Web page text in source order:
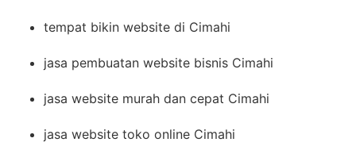
tempat bikin website di Cimahi
jasa pembuatan website bisnis Cimahi
jasa website murah dan cepat Cimahi
jasa website toko online Cimahi